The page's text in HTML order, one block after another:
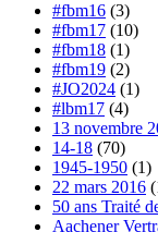
#fbm16 (3)
#fbm17 (10)
#fbm18 (1)
#fbm19 (2)
#JO2024 (1)
#lbm17 (4)
13 novembre
14-18 (70)
1945-1950 (1)
22 mars 2016
50 ans Traité
Aachener